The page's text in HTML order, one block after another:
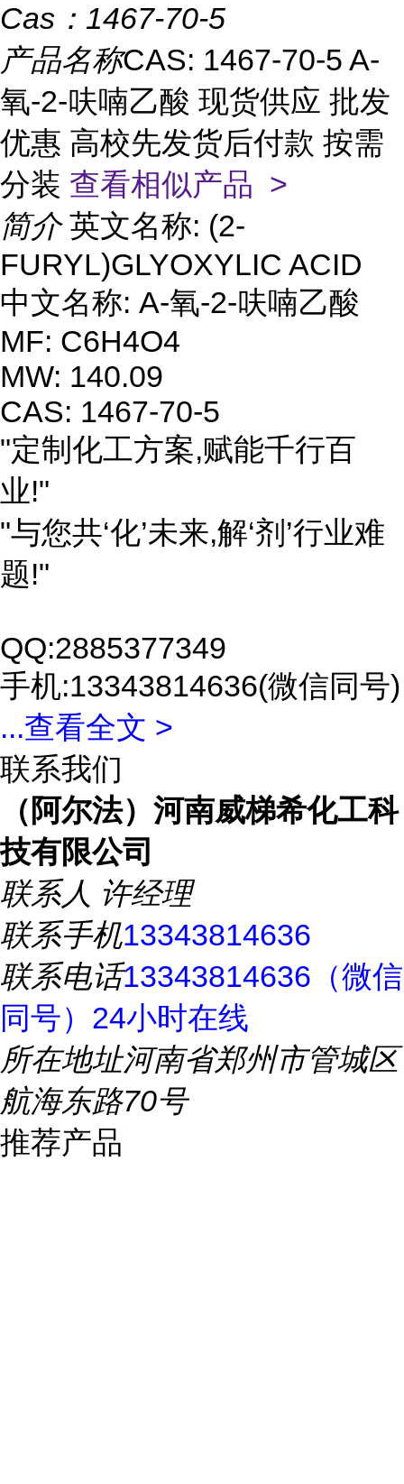
Cas： 1467-70-5
产品名称CAS: 1467-70-5 A-
氧-2-呋喃乙酸 现货供应 批发
优惠 高校先发货后付款 按需
分装 查看相似产品 >
简介 英文名称: (2-
FURYL)GLYOXYLIC ACID
中文名称: A-氧-2-呋喃乙酸
MF: C6H4O4
MW: 140.09
CAS: 1467-70-5
"定制化工方案,赋能千行百
业!"
"与您共‘化’未来,解‘剂’行业难
题!"
QQ:2885377349
手机:13343814636(微信同号)
...查看全文 >
联系我们
（阿尔法）河南威梯希化工科
技有限公司
联系人 许经理
联系手机13343814636
联系电话13343814636（微信
同号）24小时在线
所在地址河南省郑州市管城区
航海东路70号
推荐产品